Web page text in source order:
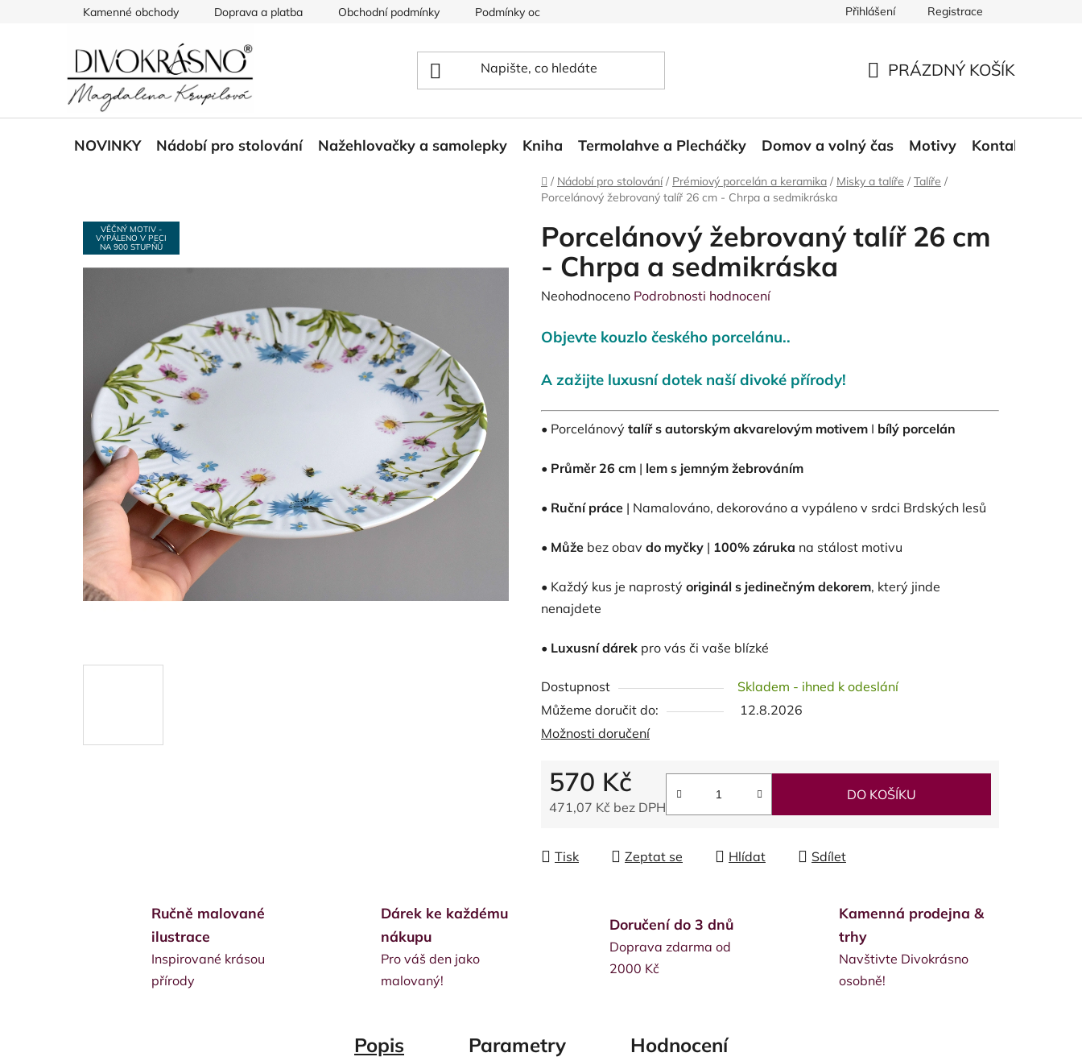
Kamenné obchody Doprava a platba Obchodní podmínky Podmínky ochrany osobních údajů Reklamace a odstoupení od smlouvy Moje objednávka
Přihlášení Registrace
PRÁZDNÝ KOŠÍK
NOVINKY Nádobí pro stolování Nažehlovačky a samolepky Kniha Termolahve a Plecháčky Domov a volný čas Motivy Kontakt
Domů
/ Nádobí pro stolování / Prémiový porcelán a keramika / Misky a talíře / Talíře /
Porcelánový žebrovaný talíř 26 cm - Chrpa a sedmikráska
Porcelánový žebrovaný talíř 26 cm
- Chrpa a sedmikráska
Průměrné
produktu
0,0
5
Neohodnoceno Podrobnosti hodnocení
Objevte kouzlo českého porcelánu..
A zažijte luxusní dotek naší divoké přírody!
• Porcelánový talíř s autorským akvarelovým motivem I bílý porcelán
• Průměr 26 cm | lem s jemným žebrováním
• Ruční práce | Namalováno, dekorováno a vypáleno v srdci Brdských lesů
• Může bez obav do myčky | 100% záruka na stálost motivu
• Každý kus je naprostý originál s jedinečným dekorem, který jinde
nenajdete
• Luxusní dárek pro vás či vaše blízké
Dostupnost
Skladem - ihned k odeslání
Můžeme doručit do:
12.8.2026
Možnosti doručení
570 Kč
471,07 Kč bez DPH
DO KOŠÍKU
Tisk Zeptat se Hlídat Sdílet
VĚČNÝ MOTIV -
VYPÁLENO V PECI
NA 900 STUPŇŮ
Ručně malované
ilustrace
Inspirované krásou
přírody
Dárek ke každému
nákupu
Pro váš den jako
malovaný!
Doručení do 3 dnů
Doprava zdarma od
2000 Kč
Kamenná prodejna &
trhy
Navštivte Divokrásno
osobně!
Popis Parametry Hodnocení